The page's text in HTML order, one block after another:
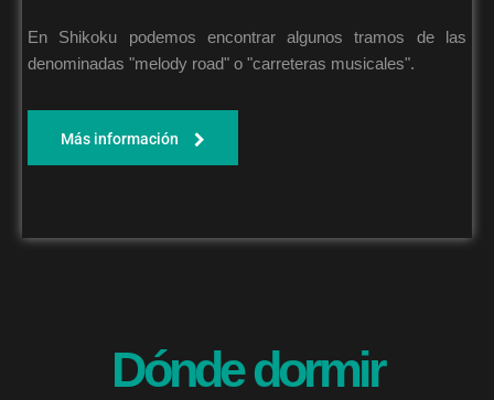
En Shikoku podemos encontrar algunos tramos de las
denominadas "melody road" o "carreteras musicales".
Más información
Dónde dormir